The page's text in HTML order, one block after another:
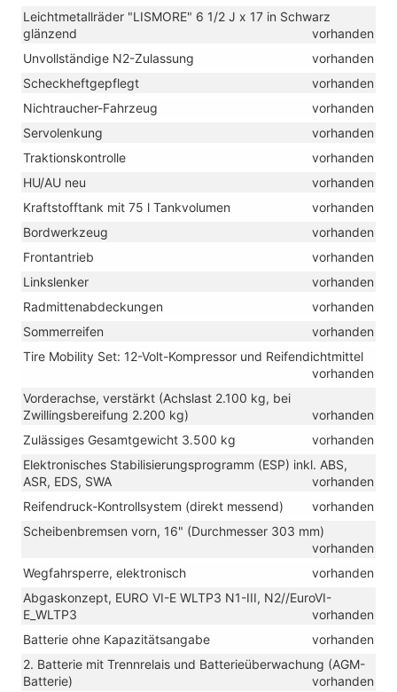
Leichtmetallräder "LISMORE" 6 1/2 J x 17 in Schwarz
glänzend
vorhanden
Unvollständige N2-Zulassung
vorhanden
Scheckheftgepflegt
vorhanden
Nichtraucher-Fahrzeug
vorhanden
Servolenkung
vorhanden
Traktionskontrolle
vorhanden
HU/AU neu
vorhanden
Kraftstofftank mit 75 l Tankvolumen
vorhanden
Bordwerkzeug
vorhanden
Frontantrieb
vorhanden
Linkslenker
vorhanden
Radmittenabdeckungen
vorhanden
Sommerreifen
vorhanden
Tire Mobility Set: 12-Volt-Kompressor und Reifendichtmittel
vorhanden
Vorderachse, verstärkt (Achslast 2.100 kg, bei
Zwillingsbereifung 2.200 kg)
vorhanden
Zulässiges Gesamtgewicht 3.500 kg
vorhanden
Elektronisches Stabilisierungsprogramm (ESP) inkl. ABS,
ASR, EDS, SWA
vorhanden
Reifendruck-Kontrollsystem (direkt messend)
vorhanden
Scheibenbremsen vorn, 16" (Durchmesser 303 mm)
vorhanden
Wegfahrsperre, elektronisch
vorhanden
Abgaskonzept, EURO VI-E WLTP3 N1-III, N2//EuroVI-
E_WLTP3
vorhanden
Batterie ohne Kapazitätsangabe
vorhanden
2. Batterie mit Trennrelais und Batterieüberwachung (AGM-
Batterie)
vorhanden